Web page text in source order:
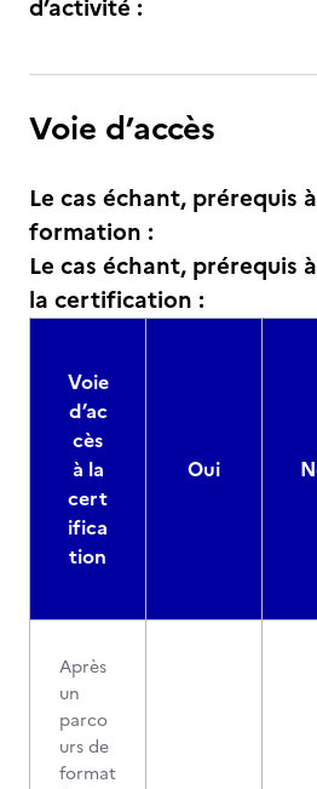
d’activité :
Voie d’accès
Le cas échant, prérequis
formation :
Le cas échant, prérequis
la certification :
Voie
d’ac
cès
à la
cert
ifica
tion
Oui
Après
un
parco
urs de
format